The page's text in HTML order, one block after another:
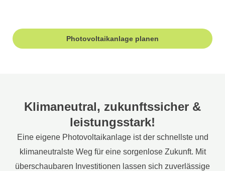
Photovoltaikanlage planen
Klimaneutral, zukunftssicher &
leistungsstark!
Eine eigene Photovoltaikanlage ist der schnellste und
klimaneutralste Weg für eine sorgenlose Zukunft. Mit
überschaubaren Investitionen lassen sich zuverlässige